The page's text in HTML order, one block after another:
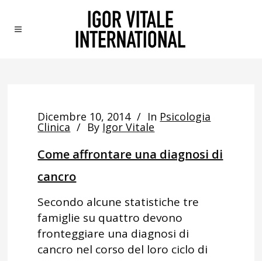
Dicembre 10, 2014 In Psicologia
Clinica By Igor Vitale
Come affrontare una diagnosi di
cancro
Secondo alcune statistiche tre
famiglie su quattro devono
fronteggiare una diagnosi di
cancro nel corso del loro ciclo di